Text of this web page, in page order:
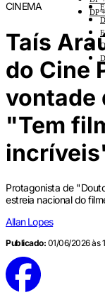
DP
CINEMA
Taís
do Cine
vontade
"Tem
Protagonista de
estreia nacional do
Allan Lopes
Publicado: 01/06/2026 às